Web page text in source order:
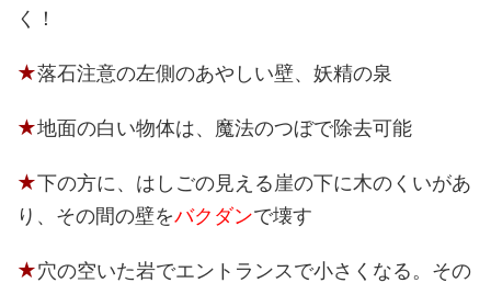
く！
★落石注意の左側のあやしい壁、妖精の泉
★地面の白い物体は、魔法のつぼで除去可能
★下の方に、はしごの見える崖の下に木のくいがあ
り、その間の壁をバクダンで壊す
★穴の空いた岩でエントランスで小さくなる。その